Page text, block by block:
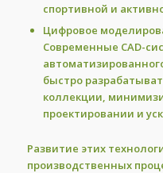
спортивной и
Цифровое
Современные CAD-
быстро
коллекции,
проектировании и
Развитие этих
производственных